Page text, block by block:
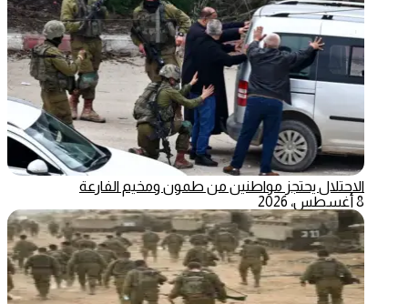
الاحتلال يحتجز مواطنين من طمون ومخيم الفارعة
8 أغسطس، 2026